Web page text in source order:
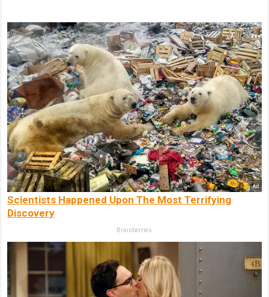
Scientists Happened Upon The Most Terrifying
Discovery
Brainberries